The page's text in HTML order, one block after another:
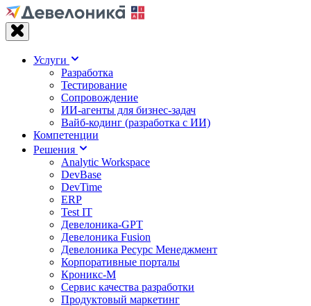
Услуги
Разработка
Тестирование
Сопровождение
ИИ-агенты для бизнес-задач
Вайб‑кодинг (разработка с ИИ)
Компетенции
Решения
Analytic Workspace
DevBase
DevTime
ERP
Test IT
Девелоника-GPT
Девелоника Fusion
Девелоника Ресурс Менеджмент
Корпоративные порталы
Кроникс-М
Сервис качества разработки
Продуктовый маркетинг